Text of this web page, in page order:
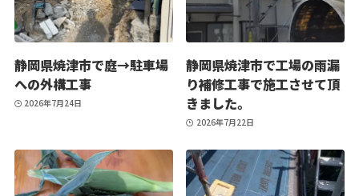
静岡県焼津市で庭→駐車場
への外構工事
2026年7月24日
静岡県焼津市で工場の雨漏
り補修工事で施工させて頂
きました。
2026年7月22日